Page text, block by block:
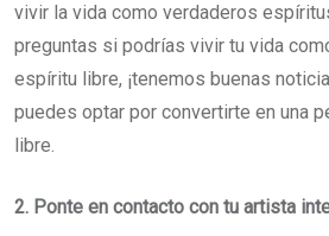
vivir la vida como verdaderos
preguntas si podrías vivir tu vida
espíritu libre, ¡tenemos buenas
puedes optar por convertirte en una
libre.
2. Ponte en contacto con tu artista